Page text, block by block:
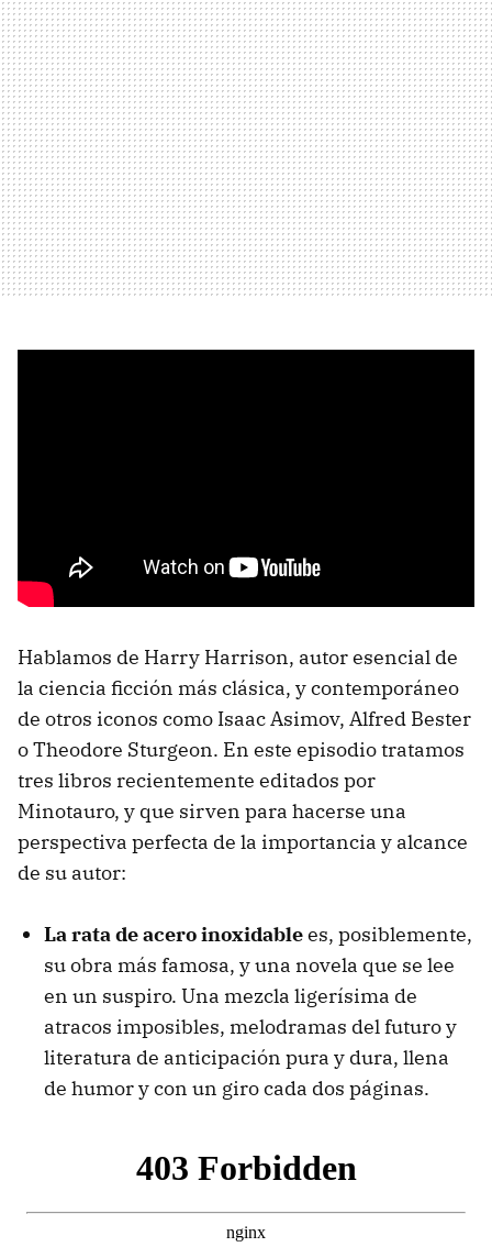
Hablamos de Harry Harrison, autor esencial de
la ciencia ficción más clásica, y contemporáneo
de otros iconos como Isaac Asimov, Alfred Bester
o Theodore Sturgeon. En este episodio tratamos
tres libros recientemente editados por
Minotauro, y que sirven para hacerse una
perspectiva perfecta de la importancia y alcance
de su autor:
La rata de acero inoxidablees, posiblemente,
su obra más famosa, y una novela que se lee
en un suspiro. Una mezcla ligerísima de
atracos imposibles, melodramas del futuro y
literatura de anticipación pura y dura, llena
de humor y con un giro cada dos páginas.